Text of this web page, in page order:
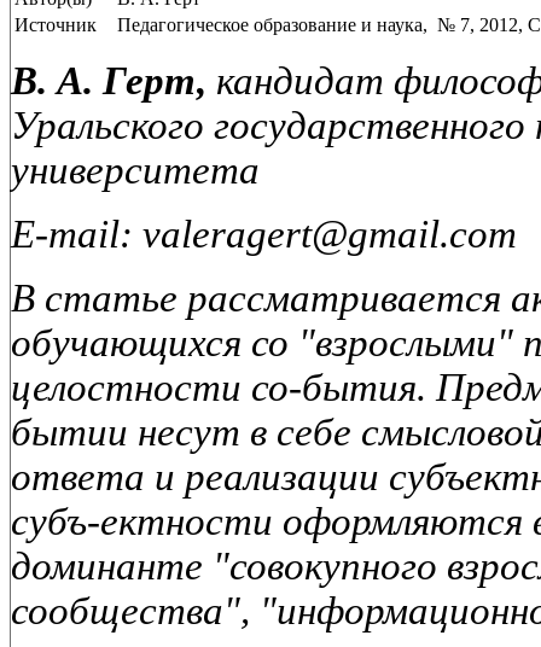
Источник
Педагогическое образование и наука, № 7, 2012,
В. А. Герт, кандидат
Уральского государственного
университета
E-mail: valeragert@gmail.com
В статье рассматривается
обучающихся со "взрослыми"
целостности со-бытия.
бытии несут в себе
ответа и реализации
субъ-ектности оформляются
доминанте "совокупного
сообщества",